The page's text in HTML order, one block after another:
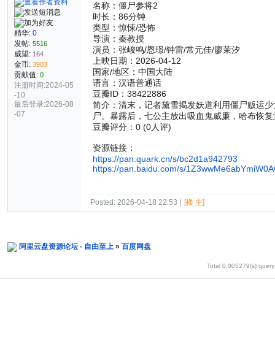
精华: 0
发帖: 5516
威望: 164
金币: 3903
贡献值: 0
注册时间:2024-05
-10
最后登录:2026-08
-07
名称：僵尸参将2
时长：86分钟
类型：惊悚/恐怖
导演：秦教授
演员：张峻鸣/恩璟/钟雷/常元佳/廖茉汐
上映日期：2026-04-12
国家/地区：中国大陆
语言：汉语普通话
豆瓣ID：38422886
简介：清末，记者黛雪揭发妖道利用僵尸贩运
尸。暴露后，七公主放出吸血鬼威廉，哈布恢
豆瓣评分：0 (0人评)
资源链接：
https://pan.quark.cn/s/bc2d1a942793
https://pan.baidu.com/s/
Posted: 2026-04-18 22:53 | [楼 主]
阿里云盘资源论坛 - 自由至上 » 百度网盘
Total 0.005279(s)